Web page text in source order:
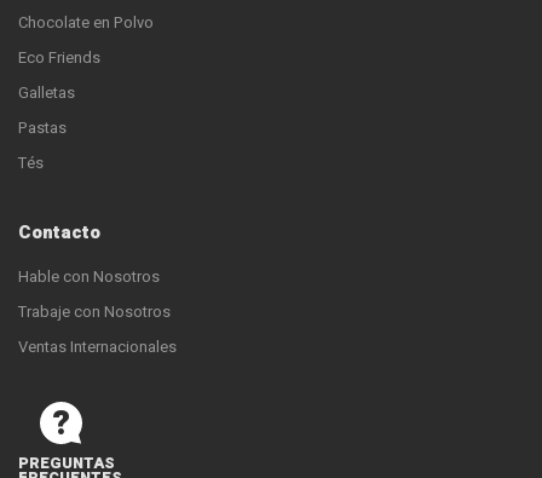
Chocolate en Polvo
Eco Friends
Galletas
Pastas
Tés
Contacto
Hable con Nosotros
Trabaje con Nosotros
Ventas Internacionales
PREGUNTAS